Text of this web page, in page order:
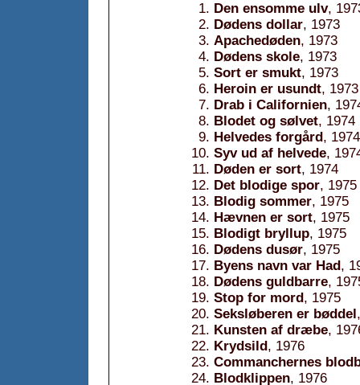
Den ensomme ulv,
Dødens dollar, 1973
Apachedøden, 1973
Dødens skole, 1973
Sort er smukt, 1973
Heroin er usundt, 1973
Drab i Californien,
Blodet og sølvet, 1974
Helvedes forgård, 1974
Syv ud af helvede,
Døden er sort, 1974
Det blodige spor, 1975
Blodig sommer, 1975
Hævnen er sort, 1975
Blodigt bryllup, 1975
Dødens dusør, 1975
Byens navn var Had,
Dødens guldbarre,
Stop for mord, 1975
Seksløberen er bøddel
Kunsten af dræbe,
Krydsild, 1976
Commanchernes
Blodklippen, 1976